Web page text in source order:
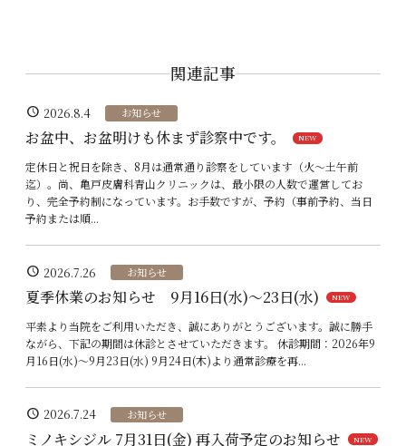
ン
関連記事
schedule 2026.8.4 お知らせ
お盆中、お盆明けも休まず診察中です。 NEW
定休日と祝日を除き、8月は通常通り診察をしています（火〜土午前
迄）。尚、亀戸皮膚科青山クリニックは、最小限の人数で運営してお
り、完全予約制になっています。お手数ですが、予約（事前予約、当日
予約または順...
schedule 2026.7.26 お知らせ
夏季休業のお知らせ 9月16日(水)〜23日(水) NEW
平素より当院をご利用いただき、誠にありがとうございます。誠に勝手
ながら、下記の期間は休診とさせていただきます。 休診期間：2026年9
月16日(水)〜9月23日(水) 9月24日(木)より通常診療を再...
schedule 2026.7.24 お知らせ
ミノキシジル 7月31日(金) 再入荷予定のお知らせ NEW